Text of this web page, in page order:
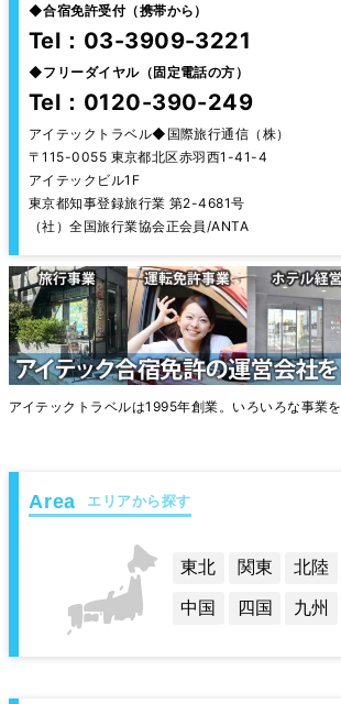
◆合宿免許受付（携帯から）
Tel：03-3909-3221
◆フリーダイヤル（固定電話の方）
Tel：0120-390-249
アイテックトラベル◆国際旅行通信（株）
〒115-0055 東京都北区赤羽西1-41-4
アイテックビル1F
東京都知事登録旅行業 第2-4681号
（社）全国旅行業協会正会員/ANTA
アイテックトラベルは1995年創業。いろいろな事業を
エリアから探す
東北 関東 北陸
中国
四国 九州